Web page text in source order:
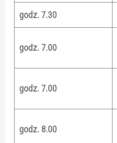
godz. 7.30
godz. 7.00
godz. 7.00
godz. 8.00